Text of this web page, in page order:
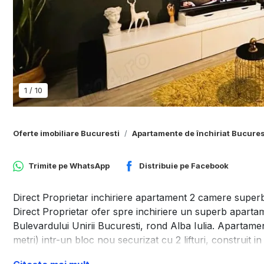
1 / 10
Oferte imobiliare Bucuresti Apartamente de închiriat
Trimite peWhatsApp Distribuie pe Facebook
Direct Proprietar inchiriere apartament 2 camere
Direct Proprietar ofer spre inchiriere un superb
Bulevardului Unirii Bucuresti, rond Alba Iulia.
metri) intr-un bloc nou securizat cu 2 lifturi, construit